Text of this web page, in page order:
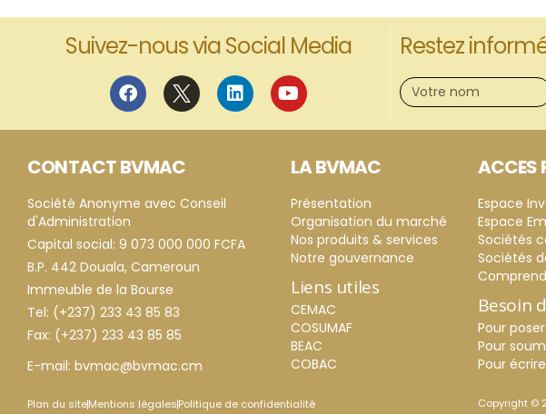
Suivez-nous via Social Media Restez
CONTACT BVMAC
Société Anonyme avec Conseil
d'Administration
Capital social: 9 073 000 000 FCFA
B.P. 442 Douala, Cameroun
Immeuble de la Bourse
Tel: (+237) 233 43 85 83
Fax: (+237) 233 43 85 85
E-mail: bvmac@bvmac.cm
LA BVMAC
Présentation
Organisation du marché
Nos produits & services
Notre gouvernance
Liens utiles
CEMAC
COSUMAF
BEAC
COBAC
ACCES
Espace
Espace
Sociétés
Sociétés
Besoin
Pour
Pour
Pour
Plan du siteMentions légalesPolitique de confidentialité Copyright ©